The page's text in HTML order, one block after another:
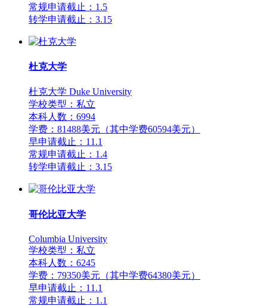
常规申请截止：1.5
转学申请截止：3.15
杜克大学
杜克大学 Duke University
学校类型：私立
本科人数：6994
学费：81488美元（其中学费60594美元）
早申请截止：11.1
常规申请截止：1.4
转学申请截止：3.15
哥伦比亚大学
Columbia University
学校类型：私立
本科人数：6245
学费：79350美元（其中学费64380美元）
早申请截止：11.1
常规申请截止：1.1